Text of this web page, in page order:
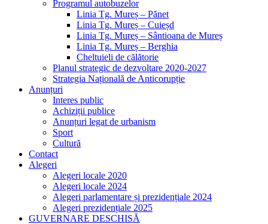
Programul autobuzelor
Linia Tg. Mureș – Pănet
Linia Tg. Mureș – Cuieșd
Linia Tg. Mureș – Sântioana de Mureș
Linia Tg. Mureș – Berghia
Cheltuieli de călătorie
Planul strategic de dezvoltare 2020-2027
Strategia Națională de Anticorupție
Anunțuri
Interes public
Achiziții publice
Anunțuri legat de urbanism
Sport
Cultură
Contact
Alegeri
Alegeri locale 2020
Alegeri locale 2024
Alegeri parlamentare și prezidențiale 2024
Alegeri prezidențiale 2025
GUVERNARE DESCHISĂ